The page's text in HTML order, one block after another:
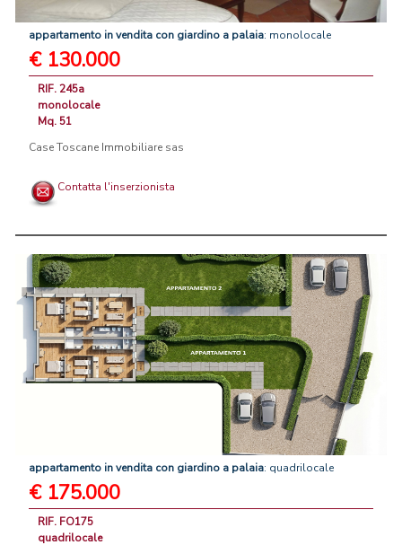
appartamento invendita con giardino a palaia: monolocale
€ 130.000
RIF. 245a
monolocale
Mq. 51
Case Toscane Immobiliare sas
Contatta l'inserzionista
appartamento invendita con giardino a palaia: quadrilocale
€ 175.000
RIF. FO175
quadrilocale